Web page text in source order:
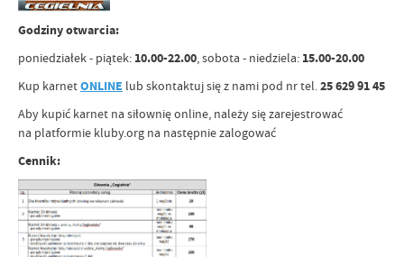
Godziny otwarcia:
poniedziałek - piątek: 10.00-22.00 , sobota - niedziela: 15.00-20.00
Kup karnetONLINE lub skontaktuj się z nami pod nr tel. 25 629 91 45
Aby kupić karnet na siłownię online, należy się zarejestrować
na platformie kluby.org na następnie zalogować
Cennik: